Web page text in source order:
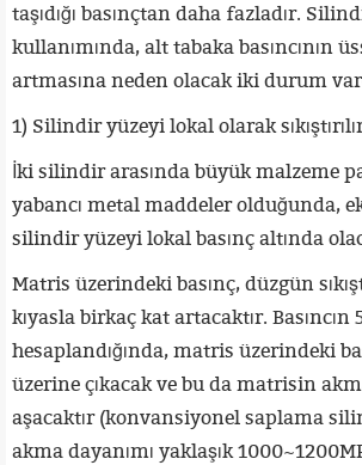
taşıdığı basınçtan daha fazladır.
kullanımında, alt tabaka basıncının
artmasına neden olacak iki durum
1) Silindir yüzeyi lokal olarak
İki silindir arasında büyük malzeme
yabancı metal maddeler olduğunda,
silindir yüzeyi lokal basınç altında
Matris üzerindeki basınç, düzgün
kıyasla birkaç kat artacaktır. Basıncın
hesaplandığında, matris üzerindeki
üzerine çıkacak ve bu da matrisin
aşacaktır (konvansiyonel saplama
akma dayanımı yaklaşık